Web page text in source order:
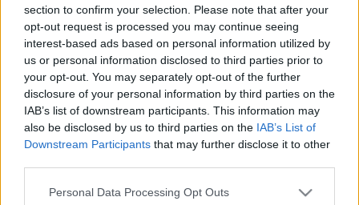
section to confirm your selection. Please note that after your
opt-out request is processed you may continue seeing
interest-based ads based on personal information utilized by
us or personal information disclosed to third parties prior to
your opt-out. You may separately opt-out of the further
disclosure of your personal information by third parties on the
IAB’s list of downstream participants. This information may
also be disclosed by us to third parties on the IAB’s List of
Downstream Participants that may further disclose it to other
Please note that this website/app uses one or more Google
Personal Data Processing Opt Outs
Μουντιάλ 2026
Wyscout Analysis
Ευρώπη
Κόσμος
Ξιφασκία
Σκοποβολή
Πάλη
Τάε κβον ντο
Τζούντο
Πινγκ - πονγκ
Δημήτρης Κατσιώνης
Γιώργος Κούβαρης
Κώστας Νικολακόπουλος
Γιάννης Πάλλας
Νίκος Παπαδογιάννης
Γιώργος Σακελλαρίου
Γιάννης Σερέτης
Σταύρος Σουντουλίδης
Δημήτρης Τομαράς
ΑΘΛΗΤΙΚΗ ΗΧΩ
ΕΚΠΟΜΠΕΣ
GALACTICOS BY INTERWETTEN
GAZZ FLOOR BY NOVIBET
POLE POSITION BY ALLWYN
OLD SCHOOL
ΟΜΑΔΕΣ
ΑΕΚ
Ολυμπιακός
ΠΑΟΚ
PODCASTS
ΣΠΛΙΤ
GAZZETTA ACTS
Gazzetta For Her
Θέμα Ισότητας
GAZZETTA SPECIALS
Unique
Μπά
Ολοκληρωση κανονικης διαρκειας
Ρεά
% Εντός Πεδιάς